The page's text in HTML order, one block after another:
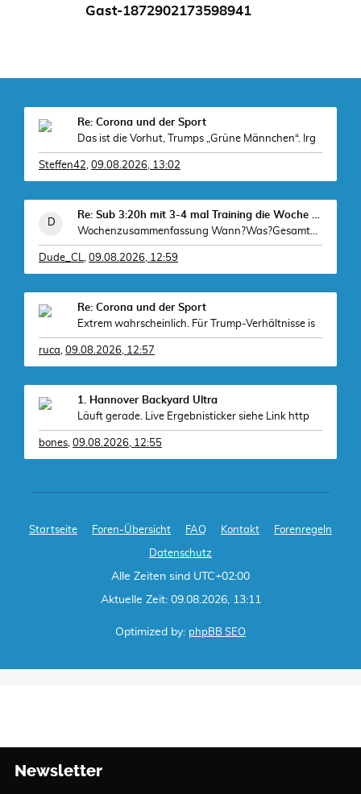
Gast-1872902173598941
Re: Corona und der Sport
Das ist die Vorhut, Trumps „Grüne Männchen“. Irg
Steffen42, 09.08.2026, 13:02
Re: Sub 3:20h mit 3-4 mal Training die Woche machb
Wochenzusammenfassung Wann?Was?GesamtDetails Dien
Dude_CL, 09.08.2026, 12:59
Re: Corona und der Sport
Extrem wahrscheinlich. Für Trump-Verhältnisse is
ruca, 09.08.2026, 12:57
1. Hannover Backyard Ultra
Läuft gerade. Live Ergebnisticker siehe Link http
bones, 09.08.2026, 12:55
Startseite Foren-Übersicht FAQ Kontakt Forenregeln
Datenschutz
Alle Zeiten sind UTC+02:00
Aktuelle Zeit: 09.08.2026, 13:11
Optimized by: phpBB SEO
Newsletter